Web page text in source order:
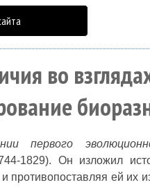
во
первого
1829). Он изложил
противопоставляя ей их